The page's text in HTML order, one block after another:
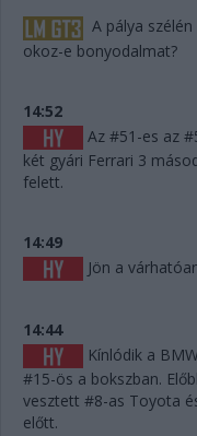
A pálya
okoz-e bonyodalmat?
14:52
Az #51-es az
két gyári Ferrari 3
felett.
14:49
Jön a
14:44
Kínlódik a
#15-ös a bokszban.
vesztett #8-as Toyota
előtt.